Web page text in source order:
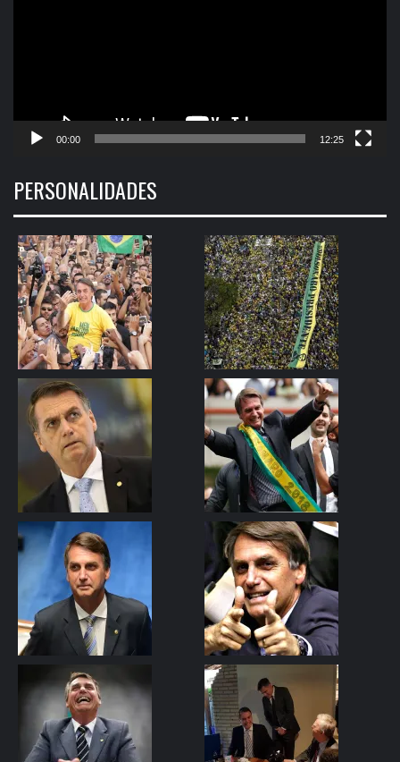
00:00 12:25
PERSONALIDADES